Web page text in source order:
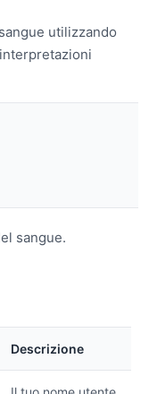
utilizzando
sangue.
Descrizione